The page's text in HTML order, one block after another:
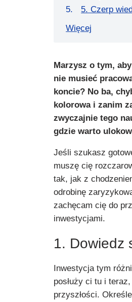
5. Czerp
Więcej
Marzysz o tym,
nie musieć
koncie? No ba,
kolorowa i zanim
zwyczajnie tego
gdzie warto
Jeśli szukasz
muszę cię
tak, jak z
odrobinę
zachęcam cię do
inwestycjami.
1. Dowiedz
Inwestycja tym
posłuży ci tu i
przyszłości.